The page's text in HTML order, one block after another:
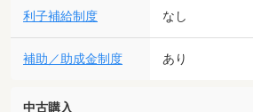
利子補給制度 なし
補助／助成金制度 あり
中古購入